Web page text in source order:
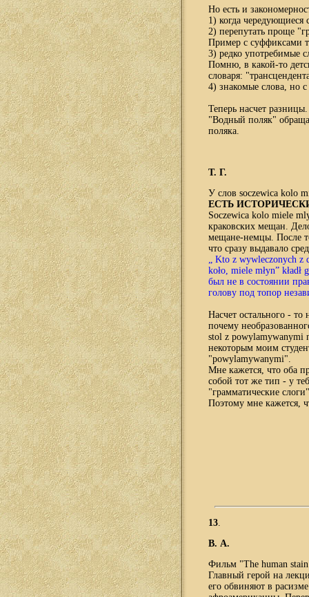
Но есть и
1) когда
2) перепутать проще
Пример с суффиксами
3) редко употребимые
Помню, в какой-то
словаря:
4) знакомые слова, но
Теперь насчет
"Водный поляк"
поляка.
Т. Г.
У слов soczewica kolo
ЕСТЬ
Soczewica kolo miele
краковских мещан.
мещане-немцы. После
что сразу выдавало
„ Kto z wywleczonych z
koło, miele młyn”
был не в состоянии
голову под топор
Насчет остального - то
почему
stol z powylamywanymi
некоторым моим
"powylamywanymi".
Мне кажется, что оба
собой тот же тип - у
"грамматические
Поэтому мне кажется,
13.
В. А.
Фильм "The human stain
Главный герой на
его обвиняют в